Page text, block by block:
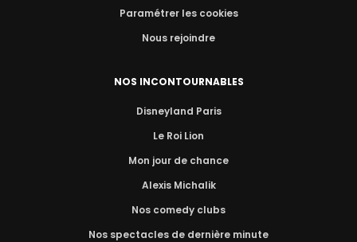
Paramétrer les cookies
Nous rejoindre
NOS INCONTOURNABLES
Disneyland Paris
Le Roi Lion
Mon jour de chance
Alexis Michalik
Nos comedy clubs
Nos spectacles de dernière minute